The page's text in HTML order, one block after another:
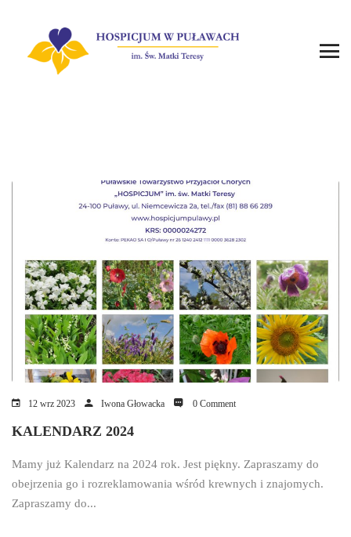
12 wrz 2023 Iwona Głowacka 0 Comment
KALENDARZ 2024
Mamy już Kalendarz na 2024 rok. Jest piękny. Zapraszamy do
obejrzenia go i rozreklamowania wśród krewnych i znajomych.
Zapraszamy do...